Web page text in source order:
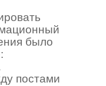
было
постами